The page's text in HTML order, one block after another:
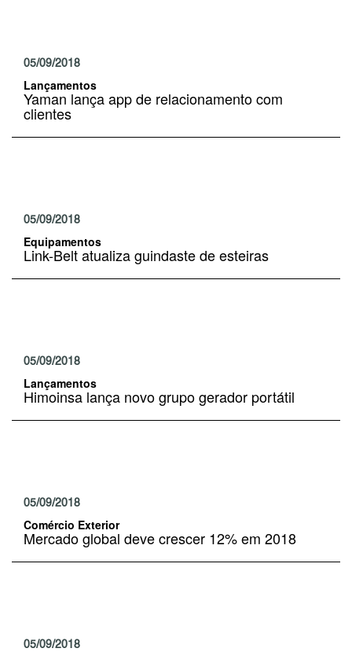
05/09/2018
Lançamentos
Yaman lança app de relacionamento com
clientes
05/09/2018
Equipamentos
Link-Belt atualiza guindaste de esteiras
05/09/2018
Lançamentos
Himoinsa lança novo grupo gerador portátil
05/09/2018
Comércio Exterior
Mercado global deve crescer 12% em 2018
05/09/2018